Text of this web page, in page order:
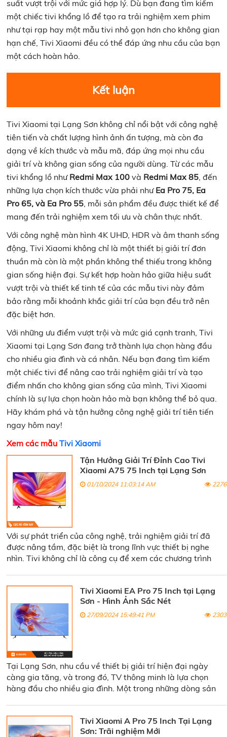
suất vượt trội với mức giá hợp lý. Dù bạn đang tìm kiếm
một chiếc tivi khổng lồ để tạo ra trải nghiệm xem phim
như tại rạp hay một mẫu tivi nhỏ gọn hơn cho không gian
hạn chế, Tivi Xiaomi đều có thể đáp ứng nhu cầu của bạn
một cách hoàn hảo.
Kết luận
Tivi Xiaomi tại Lạng Sơn không chỉ nổi bật với công nghệ
tiên tiến và chất lượng hình ảnh ấn tượng, mà còn đa
dạng về kích thước và mẫu mã, đáp ứng mọi nhu cầu
giải trí và không gian sống của người dùng. Từ các mẫu
tivi khổng lồ như Redmi Max 100và Redmi Max 85, đến
những lựa chọn kích thước vừa phải nhưEa Pro 75, Ea
Pro 65, và Ea Pro 55, mỗi sản phẩm đều được thiết kế để
mang đến trải nghiệm xem tối ưu và chân thực nhất.
Với công nghệ màn hình 4K UHD, HDR và âm thanh sống
động, Tivi Xiaomi không chỉ là một thiết bị giải trí đơn
thuần mà còn là một phần không thể thiếu trong không
gian sống hiện đại. Sự kết hợp hoàn hảo giữa hiệu suất
vượt trội và thiết kế tinh tế của các mẫu tivi này đảm
bảo rằng mỗi khoảnh khắc giải trí của bạn đều trở nên
đặc biệt hơn.
Với những ưu điểm vượt trội và mức giá cạnh tranh, Tivi
Xiaomi tại Lạng Sơn đang trở thành lựa chọn hàng đầu
cho nhiều gia đình và cá nhân. Nếu bạn đang tìm kiếm
một chiếc tivi để nâng cao trải nghiệm giải trí và tạo
điểm nhấn cho không gian sống của mình, Tivi Xiaomi
chính là sự lựa chọn hoàn hảo mà bạn không thể bỏ qua.
Hãy khám phá và tận hưởng công nghệ giải trí tiên tiến
ngay hôm nay!
Xem các mẫu Tivi Xiaomi
Tận Hưởng Giải Trí Đỉnh Cao Tivi
Xiaomi A75 75 Inch tại Lạng Sơn
01/10/2024 11:03:14 AM 2276
Với sự phát triển của công nghệ, trải nghiệm giải trí đã
được nâng tầm, đặc biệt là trong lĩnh vực thiết bị nghe
nhìn. Tivi không chỉ là công cụ để xem các chương trình
lựa chọn hoàn hảo cho những ai muốn tận hưởng giải trí
đỉnh cao tại Lạng Sơn
Tivi Xiaomi EA Pro 75 Inch tại Lạng
Sơn - Hình Ảnh Sắc Nét
27/09/2024 15:49:41 PM 2303
Tại Lạng Sơn, nhu cầu về thiết bị giải trí hiện đại ngày
càng gia tăng, và trong đó, TV thông minh là lựa chọn
hàng đầu cho nhiều gia đình. Một trong những dòng sản
Tivi Xiaomi A Pro 75 Inch Tại Lạng
Sơn: Trãi nghiệm Mới